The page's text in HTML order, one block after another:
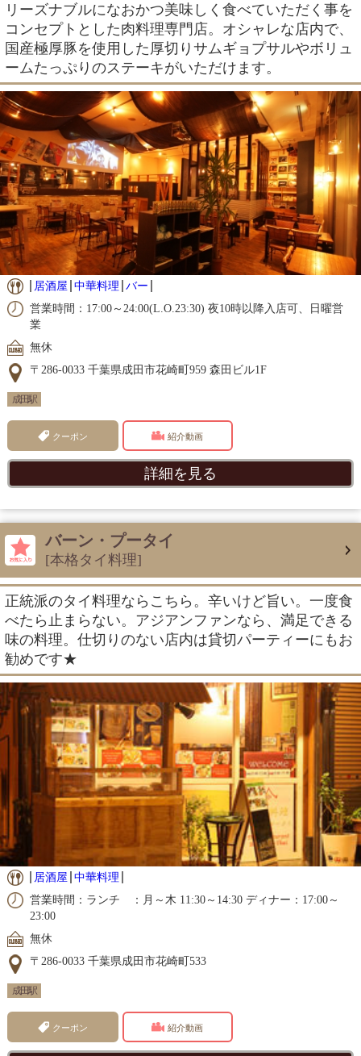
リーズナブルになおかつ美味しく食べていただく事を
コンセプトとした肉料理専門店。オシャレな店内で、
国産極厚豚を使用した厚切りサムギョプサルやボリュ
ームたっぷりのステーキがいただけます。
居酒屋 中華料理 バー
営業時間：17:00～24:00(L.O.23:30) 夜10時以降入店可、日曜営
業
無休
〒286-0033 千葉県成田市花崎町959 森田ビル1F
成田駅
クーポン 紹介動画
詳細を見る
バーン・プータイ
[本格タイ料理]
正統派のタイ料理ならこちら。辛いけど旨い。一度食
べたら止まらない。アジアンファンなら、満足できる
味の料理。仕切りのない店内は貸切パーティーにもお
勧めです★
居酒屋 中華料理
営業時間：ランチ ：月～木 11:30～14:30 ディナー：17:00～
23:00
無休
〒286-0033 千葉県成田市花崎町533
成田駅
クーポン 紹介動画